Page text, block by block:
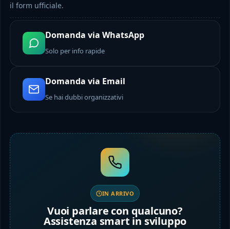
il form ufficiale.
Domanda via WhatsApp
Solo per info rapide
Domanda via Email
Se hai dubbi organizzativi
IN ARRIVO
Vuoi parlare con qualcuno?
Assistenza smart in sviluppo